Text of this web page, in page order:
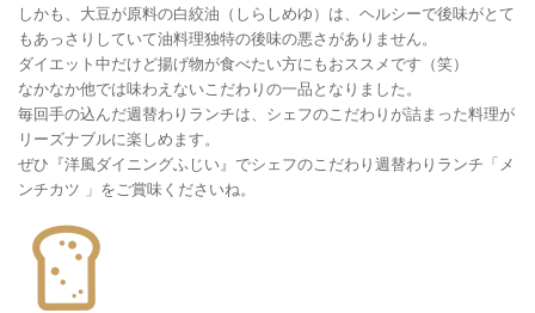
しかも、大豆が原料の白絞油（しらしめゆ）は、ヘルシーで後味がとて
もあっさりしていて油料理独特の後味の悪さがありません。
ダイエット中だけど揚げ物が食べたい方にもおススメです（笑）
なかなか他では味わえないこだわりの一品となりました。
毎回手の込んだ週替わりランチは、シェフのこだわりが詰まった料理が
リーズナブルに楽しめます。
ぜひ『洋風ダイニングふじい』でシェフのこだわり週替わりランチ「メ
ンチカツ 」をご賞味くださいね。